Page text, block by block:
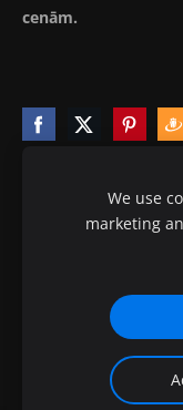
cenām.
© 2010-2020
We use
marketing